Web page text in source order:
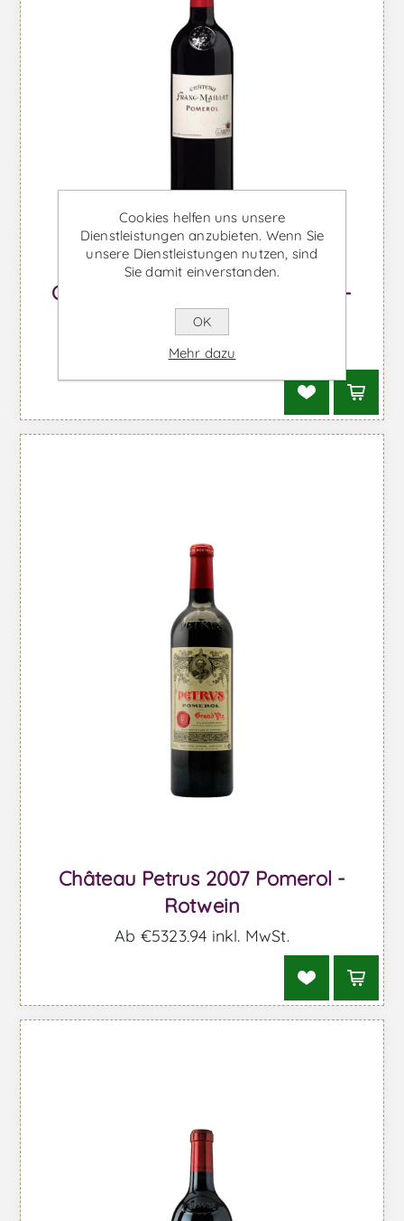
Château Franc-Maillet Pomerol -
Rotwein
Ab €53,60 inkl. MwSt.
Château Petrus 2007 Pomerol -
Rotwein
Ab €5323,94 inkl. MwSt.
Cookies helfen uns unsere
Dienstleistungen anzubieten. Wenn Sie
unsere Dienstleistungen nutzen, sind
Sie damit einverstanden.
OK
Mehr dazu